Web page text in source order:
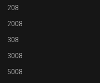
208
2008
308
3008
5008